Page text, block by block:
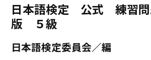
日本語検定 公式 練習
版 ５級
日本語検定委員会／編